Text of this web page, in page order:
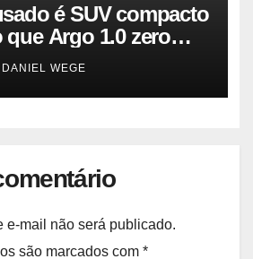
é SUV compacto
que Argo 1.0 zero
DANIEL WEGE
e-mail não será publicado.
são marcados com *